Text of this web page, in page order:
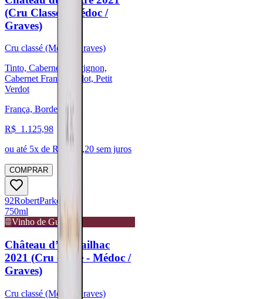
(Cru Classé - Médoc /
Graves)
Cru classé (Médoc/Graves)
Tinto, Cabernet Sauvignon,
Cabernet Franc, Merlot, Petit
Verdot
França, Bordeaux
R$ 1.125,98
ou até 5x de R$ 225,20 sem juros
COMPRAR
92RobertParker
750ml
Vinho de Guarda
Château d’Armailhac
2021 (Cru classé - Médoc /
Graves)
Cru classé (Médoc/Graves)